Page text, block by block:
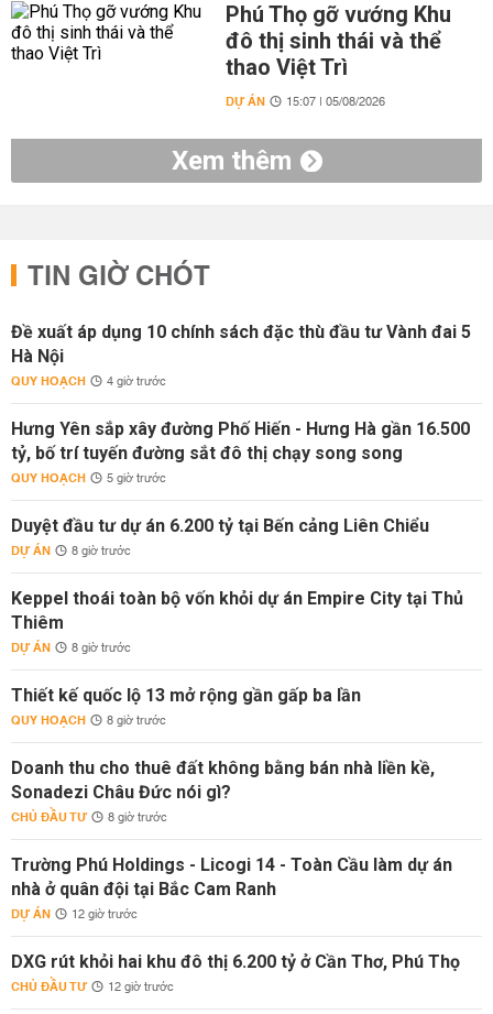
Phú Thọ gỡ vướng Khu
đô thị sinh thái và thể
thao Việt Trì
DỰ ÁN 15:07 | 05/08/2026
Xem thêm
TIN GIỜ CHÓT
Đề xuất áp dụng 10 chính sách đặc thù đầu tư Vành đai 5
Hà Nội
QUY HOẠCH 4 giờ trước
Hưng Yên sắp xây đường Phố Hiến - Hưng Hà gần 16.500
tỷ, bố trí tuyến đường sắt đô thị chạy song song
QUY HOẠCH 5 giờ trước
Duyệt đầu tư dự án 6.200 tỷ tại Bến cảng Liên Chiểu
DỰ ÁN 8 giờ trước
Keppel thoái toàn bộ vốn khỏi dự án Empire City tại Thủ
Thiêm
DỰ ÁN 8 giờ trước
Thiết kế quốc lộ 13 mở rộng gần gấp ba lần
QUY HOẠCH 8 giờ trước
Doanh thu cho thuê đất không bằng bán nhà liền kề,
Sonadezi Châu Đức nói gì?
CHỦ ĐẦU TƯ 8 giờ trước
Trường Phú Holdings - Licogi 14 - Toàn Cầu làm dự án
nhà ở quân đội tại Bắc Cam Ranh
DỰ ÁN 12 giờ trước
DXG rút khỏi hai khu đô thị 6.200 tỷ ở Cần Thơ, Phú Thọ
CHỦ ĐẦU TƯ 12 giờ trước